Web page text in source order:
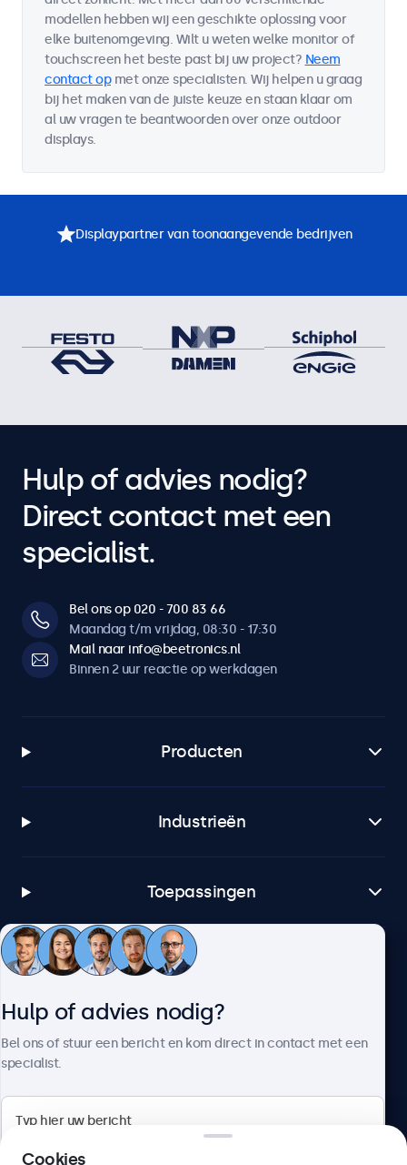
modellen hebben wij een geschikte oplossing voor
elke buitenomgeving. Wilt u weten welke monitor of
touchscreen het beste past bij uw project? Neem
contact opmet onze specialisten. Wij helpen u graag
bij het maken van de juiste keuze en staan klaar om
al uw vragen te beantwoorden over onze outdoor
displays.
Displaypartner van toonaangevende bedrijven
Hulp of advies nodig?
Direct contact met een
specialist.
Bel ons op 020 - 700 83 66
Maandag t/m vrijdag, 08:30 - 17:30
Mail naar info@beetronics.nl
Binnen 2 uur reactie op werkdagen
Producten
Industrieën
Toepassingen
Klantenservice
Hulp of advies nodig?
Bel ons of stuur een bericht en kom direct in contact met een
specialist.
Cookies